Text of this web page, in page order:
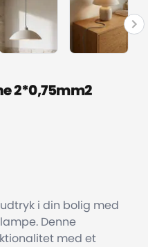
2*0,75mm2
i din bolig med
Denne
med et